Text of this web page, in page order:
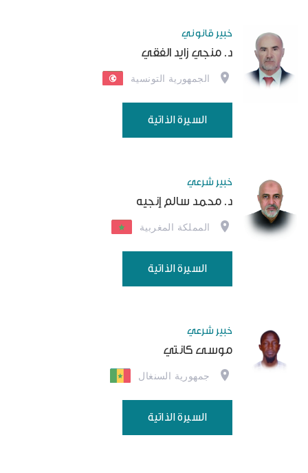
خبير قانوني
د. منجي زايد الفقي
الجمهورية التونسية
السيرة الذاتية
خبير شرعي
د. محمد سالم إنجيه
المملكة المغربية
السيرة الذاتية
خبير شرعي
موسى كانتي
جمهورية السنغال
السيرة الذاتية